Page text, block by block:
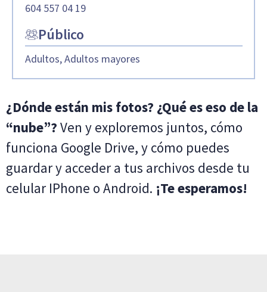
604 557 04 19
Público
Adultos, Adultos mayores
¿Dónde están mis fotos? ¿Qué es eso de la
“nube”? Ven y exploremos juntos, cómo
funciona Google Drive, y cómo puedes
guardar y acceder a tus archivos desde tu
celular IPhone o Android. ¡Te esperamos!